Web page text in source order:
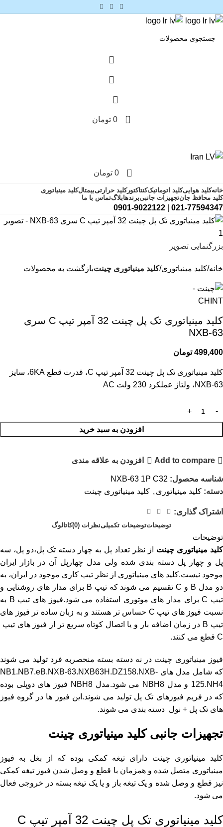
0
0 تومان
0
0 تومان
خانهکلید هواییکلید اتوماتیککنتاکتورکلید حرارتیبیمتالکلید مینیاتوری
کلید محافظ جانتجهیزات جانبیبرندهابلاگتماس با ما
021-77594347
0901-9022122
بزرگنمایی تصویر
خانه کلید مینیاتوری کلید مینیاتوری چینتبازگشت به محصولات
کلید مینیاتوری تک پل چینت 32 آمپر تیپ C سری
NXB-63
499,400 تومان
کلید مینیاتوری تک پل چینت 32 آمپر تیپ C، قدرت قطع 6KA، سایز
NXB-63، ولتاژ عملکرد 230 ولت AC
افزودن به سبد خرید
Add to compare افزودن به علاقه مندی
شناسه محصول: NXB-63 1P C32
دسته: کلید مینیاتوری , کلید مینیاتوری چینت
اشتراک گذاری:
توضیحاتتوضیحات تکمیلینظرات (0) کاتالوگ
توضیحات
کلید مینیاتوری چینت از نظر تعداد پل به چهار دسته تک پل،دو پل، سه
پل و چهار پل دسته بندی شده ولی مدل چهارپل آن در بازار ایران
موجود نیست.کلید های مینیاتوری از نظر تیپ کاری موجود در ایران، به
دو مدل B و C تقسیم می شوند که تیپ B برای مدار های روشنایی و
تیپ C برای مدار های موتوری استفاده می شود.فیوز های تیپ B به
نسبت فیوز های تیپ C حساس تر هستند و به زبان ساده تر فیوز های
تیپ B در زمان اضافه بار و یا اتصال کوتاه سریع تر از فیوز های تیپ
C قطع می کنند.
فیوز مینیاتوری چینت در نه دسته بسته منحصربه فرد تولید می شوند
که شامل مدل های NB1.NB7.eB.NXB-63.NXB63H.DZ158.NXB-
125.NH4 و مدل NBH8 می شود.مدل NBH8 فیوز های دوپلی بوده
که در فریم فیوزهای تک پل تولید می شوند.این فیوز ها در گروه فیوز
های تک پل + نول دسته بندی می شوند.
تجهیزات جانبی کلید مینیاتوری چینت
کلید مینیاتوری چینت دارای تیغه کمکی بوده که از بغل به فیوز
مینیاتوری متصل شده و همزمان با قطع و وصل شدن فیوز تیغه کمکی
نیز قطع و وصل شده و یک تیغه باز و یا یک تیغه بسته در خروجی فعال
می شود.
کلید مینیاتوری تک پل چینت 32 آمپر تیپ C